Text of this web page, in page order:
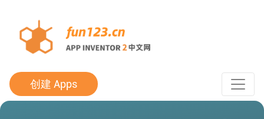
创建 Apps